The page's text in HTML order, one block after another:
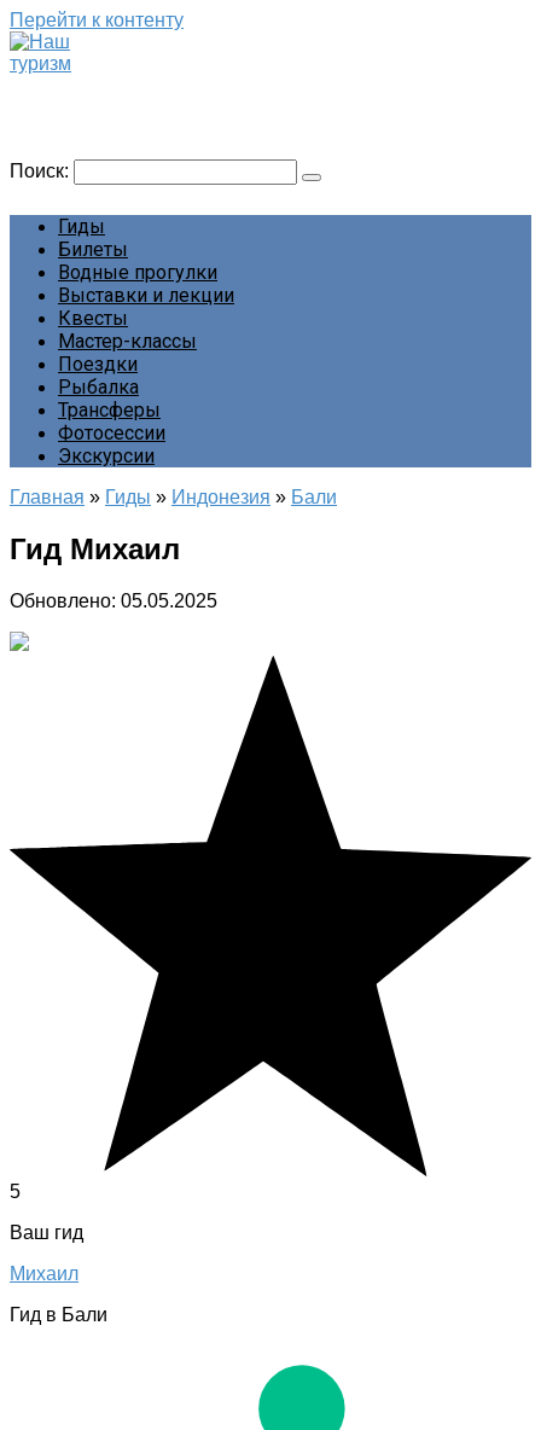
Перейти к контенту
Поиск:
Гиды
Билеты
Водные прогулки
Выставки и лекции
Квесты
Мастер-классы
Поездки
Рыбалка
Трансферы
Фотосессии
Экскурсии
Главная » Гиды » Индонезия » Бали
Гид Михаил
Обновлено: 05.05.2025
5
Ваш гид
Михаил
Гид в Бали